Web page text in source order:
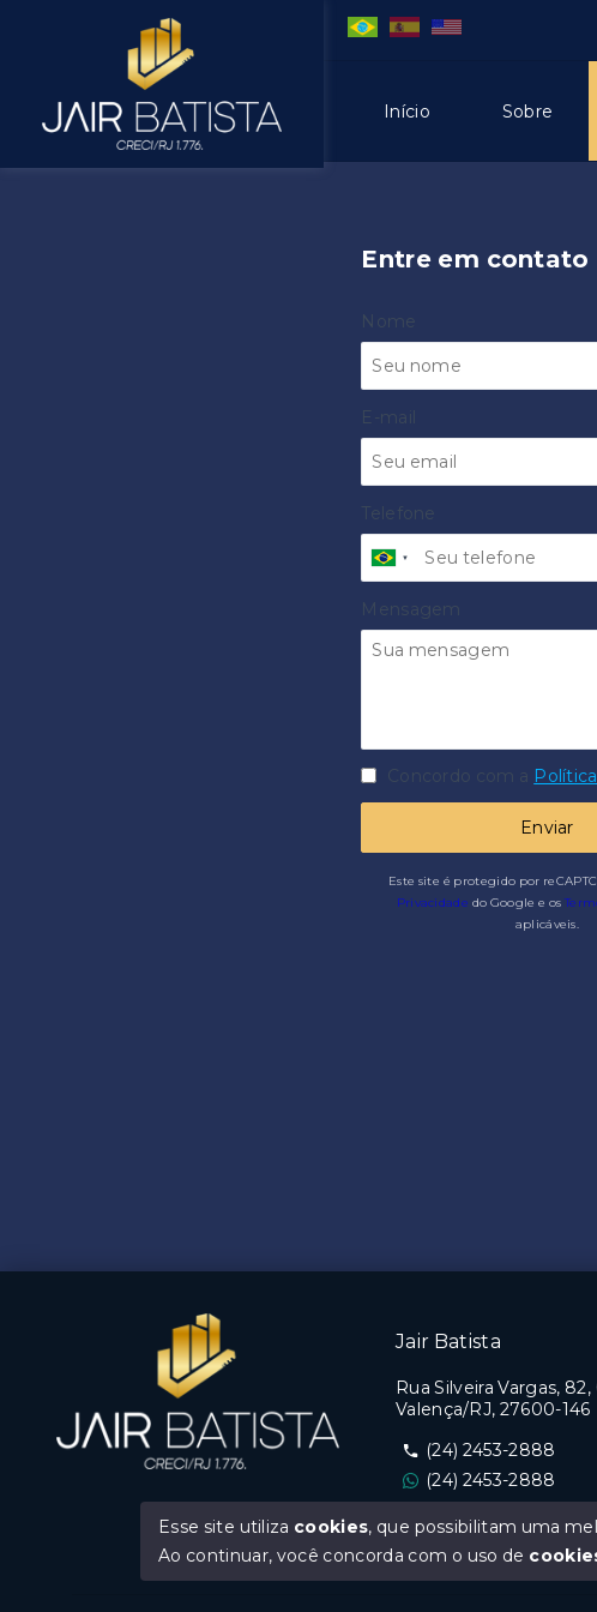
Início Sobre
Entre em contato
Nome
E-mail
Telefone
Mensagem
Concordo com a
Enviar
Este site é protegido por
Privacidade do Google e os
aplicáveis.
Jair Batista
Rua Silveira Vargas,
Valença/RJ, 27600-146
(24) 2453-2888
(24) 2453-2888
Esse site utiliza cookies, que possibilitam uma
Ao continuar, você concorda com o uso de